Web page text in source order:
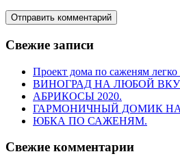
Свежие записи
Проект дома по саженям легко
ВИНОГРАД НА ЛЮБОЙ
АБРИКОСЫ 2020.
ГАРМОНИЧНЫЙ ДОМИК
ЮБКА ПО САЖЕНЯМ.
Свежие комментарии